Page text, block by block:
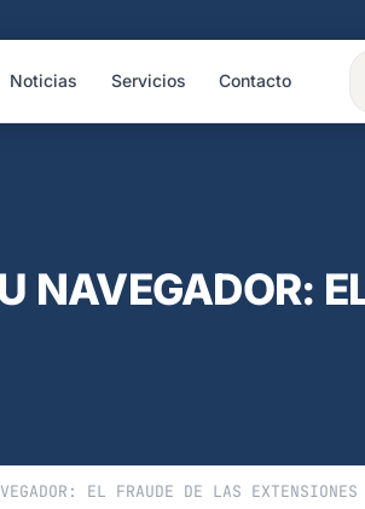
Noticias Servicios Contacto
NAVEGADOR:
EL FRAUDE DE LAS